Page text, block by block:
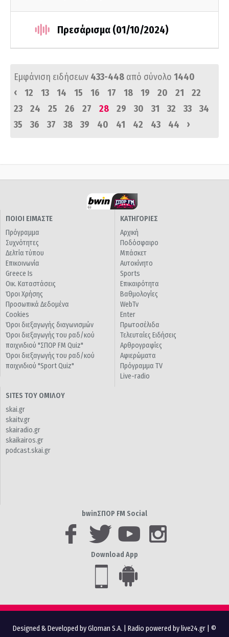
Πρεσάρισμα (01/10/2024)
Εμφάνιση ειδήσεων 433-448 από σύνολο 1440
‹
12 13 14 15 16 17 18 19 20 21
22
23
24 25 26 27 28 29 30 31 32 33
34
35
36 37 38 39 40 41 42 43 44 ›
ΠΟΙΟΙ ΕΙΜΑΣΤΕ
Πρόγραμμα
Συχνότητες
Δελτία τύπου
Επικοινωνία
Greece Is
Οικ. Καταστάσεις
Όροι Χρήσης
Προσωπικά Δεδομένα
Cookies
Όροι διεξαγωγής διαγωνισμών
Όροι διεξαγωγής του ραδ/κού
παιχνιδιού "ΣΠΟΡ FM Quiz"
Όροι διεξαγωγής του ραδ/κού
παιχνιδιού "Sport Quiz"
ΚΑΤΗΓΟΡΙΕΣ
Αρχική
Ποδόσφαιρο
Μπάσκετ
Αυτοκίνητο
Sports
Επικαιρότητα
Βαθμολογίες
WebTv
Enter
Πρωτοσέλιδα
Τελευταίες Ειδήσεις
Αρθρογραφίες
Αφιερώματα
Πρόγραμμα TV
Live-radio
SITES ΤΟΥ ΟΜΙΛΟΥ
skai.gr
skaitv.gr
skairadio.gr
skaikairos.gr
podcast.skai.gr
bwinΣΠΟΡ FM Social
Download App
Designed & Developed by Gloman S.A. Radio powered by live24.gr | ©